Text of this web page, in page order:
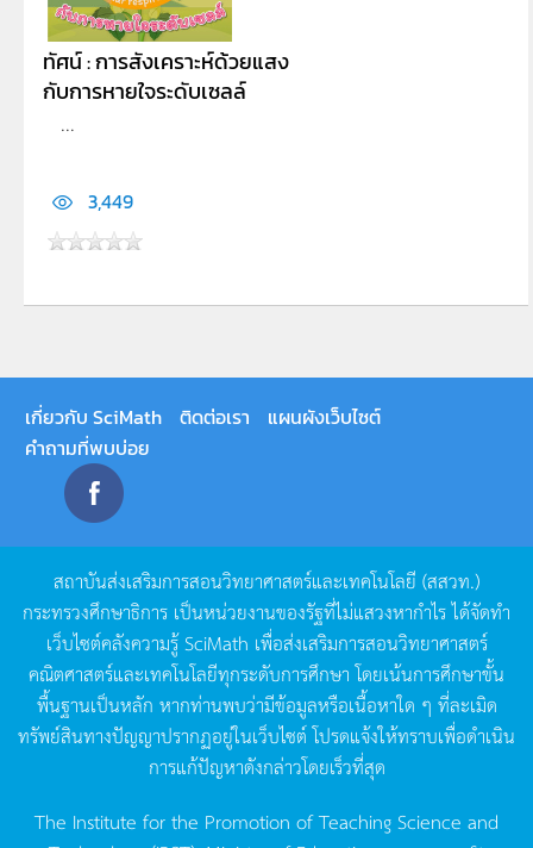
ทัศน์ : การสังเคราะห์ด้วยแสง
กับการหายใจระดับเซลล์
...
3,449
เกี่ยวกับ SciMath ติดต่อเรา
แผนผังเว็บไซต์
คำถามที่พบบ่อย
สถาบันส่งเสริมการสอนวิทยาศาสตร์และเทคโนโลยี (สสวท.)
กระทรวงศึกษาธิการ เป็นหน่วยงานของรัฐที่ไม่แสวงหากำไรได้จัดทำ
เว็บไซต์คลังความรู้SciMath เพื่อส่งเสริมการสอนวิทยาศาสตร์
คณิตศาสตร์และเทคโนโลยีทุกระดับการศึกษา โดยเน้นการศึกษาขั้น
พื้นฐานเป็นหลัก หากท่านพบว่ามีข้อมูลหรือเนื้อหาใด ๆ ที่ละเมิด
ทรัพย์สินทางปัญญาปรากฏอยู่ในเว็บไซต์โปรดแจ้งให้ทราบเพื่อดำเนิน
การแก้ปัญหาดังกล่าวโดยเร็วที่สุด
The Institute for the Promotion of Teaching Science and